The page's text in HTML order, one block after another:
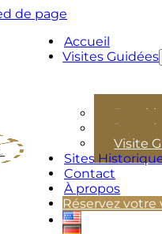
de page
Accueil
Visites Guidées
Demi-
Visite
Sites
Contact
À propos
Réservez votre